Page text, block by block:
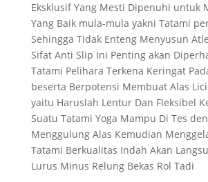
Eksklusif Yang Mesti Dipenuhi untuk
Yang Baik mula-mula yakni Tatami
Sehingga Tidak Enteng Menyusun
Sifat Anti Slip Ini Penting akan
Tatami Pelihara Terkena Keringat
beserta Berpotensi Membuat Alas
yaitu Haruslah Lentur Dan Fleksibel
Suatu Tatami Yoga Mampu Di Tes
Menggulung Alas Kemudian
Tatami Berkualitas Indah Akan
Lurus Minus Relung Bekas Rol Tadi